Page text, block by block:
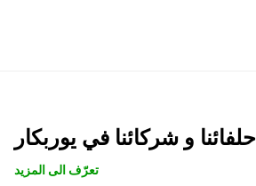
حلفائنا و شركائنا في يوربكار
تعرّف الى المزيد